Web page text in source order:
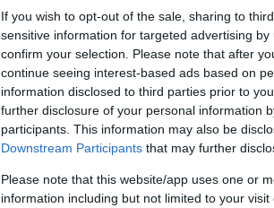
If you wish to opt-out of the sale, sharing to
sensitive information for targeted advertising
confirm your selection. Please note that after
continue seeing interest-based ads based on
information disclosed to third parties prior to
further disclosure of your personal information
participants. This information may also be
Downstream Participants that may further
Please note that this website/app uses one or
information including but not limited to your